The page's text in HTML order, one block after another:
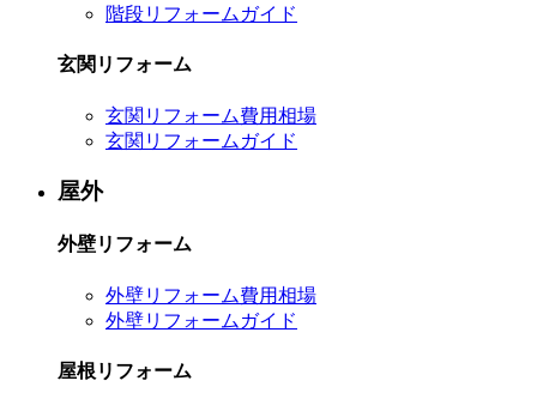
階段リフォームガイド
玄関リフォーム
玄関リフォーム費用相場
玄関リフォームガイド
屋外
外壁リフォーム
外壁リフォーム費用相場
外壁リフォームガイド
屋根リフォーム